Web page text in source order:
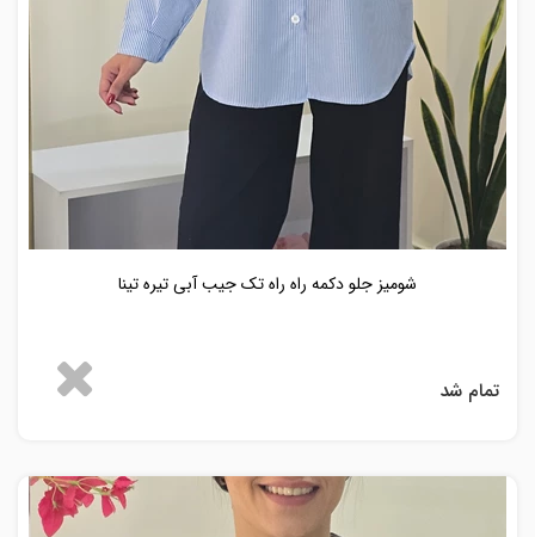
شومیز جلو دکمه راه راه تک جیب آبی تیره تینا
تمام شد